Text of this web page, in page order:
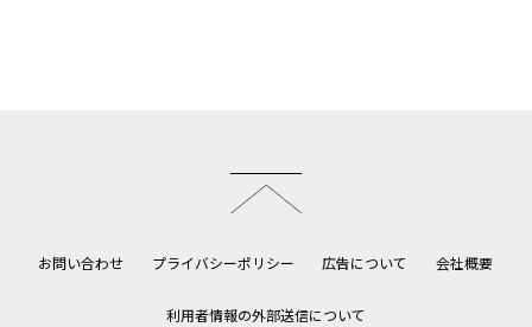
お問い合わせ プライバシーポリシー 広告について 会社概要
利用者情報の外部送信について